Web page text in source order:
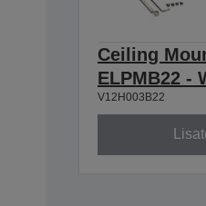
Ceiling
ELPMB22 -
V12H003B22